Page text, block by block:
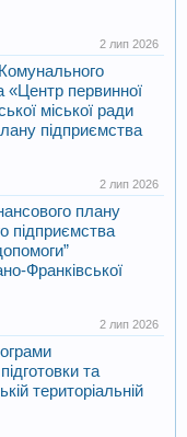
2 лип 2026
«Центр первинної
міської ради
підприємства
2 лип 2026
плану
підприємства
Франківської
2 лип 2026
та
територіальній